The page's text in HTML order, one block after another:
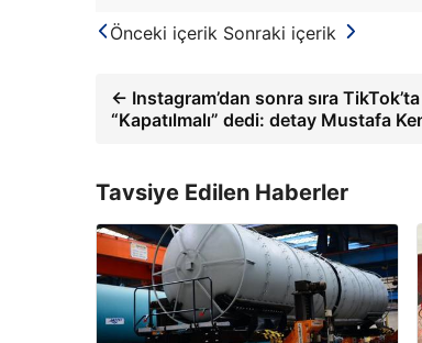
Önceki içerik Sonraki içerik
← Instagram’dan sonra sıra
“Kapatılmalı” dedi: detay Mustafa
Tavsiye Edilen Haberler